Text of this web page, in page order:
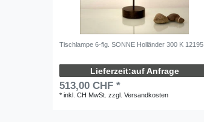
Tischlampe 6-flg. SONNE Holländer 300 K 12195
auf Anfrage
513,00 CHF *
*inkl. CH MwSt. zzgl.Versandkosten